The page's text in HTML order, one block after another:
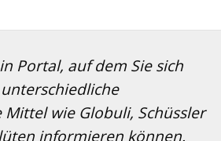
Portal, auf dem Sie sich
wie Globuli, Schüssler
informieren können.